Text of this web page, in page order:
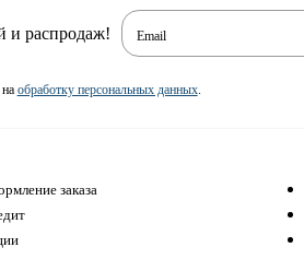
и распродаж! Email
на обработку персональных данных.
заказа